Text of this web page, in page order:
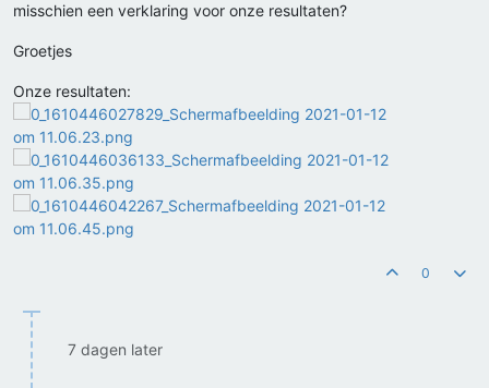
misschien een verklaring voor onze resultaten?
Groetjes
Onze resultaten:
0
7 dagen later